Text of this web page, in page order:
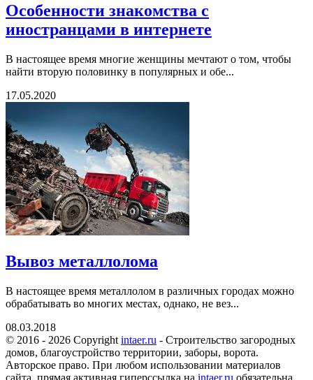
Особенности знакомства с
иностранцами в интернете
В настоящее время многие женщины мечтают о том, чтобы
найти вторую половинку в популярных и обе...
17.05.2020
Вывоз металлолома
В настоящее время металлолом в различных городах можно
обрабатывать во многих местах, однако, не вез...
08.03.2018
© 2016 - 2026 Copyright intaer.ru - Cтроительство загородных
домов, благоустройство территории, заборы, ворота.
Авторское право. При любом использовании материалов
сайта, прямая активная гиперссылка на intaer.ru обязательна.